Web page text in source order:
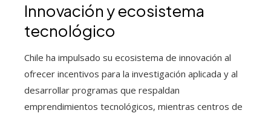
Innovación y ecosistema
tecnológico
Chile ha impulsado su ecosistema de innovación al
ofrecer incentivos para la investigación aplicada y al
desarrollar programas que respaldan
emprendimientos tecnológicos, mientras centros de